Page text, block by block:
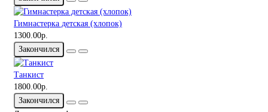
Гимнастерка детская (хлопок)
1300.00р.
Закончился
Танкист
1800.00р.
Закончился